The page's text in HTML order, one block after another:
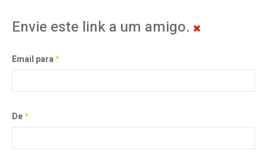
Envie este link a um amigo.
Email para*
De*